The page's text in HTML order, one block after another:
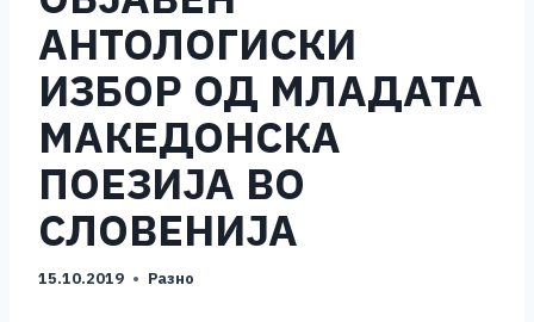
АНТОЛОГИСКИ
ИЗБОР ОД МЛАДАТА
МАКЕДОНСКА
ПОЕЗИЈА ВО
СЛОВЕНИЈА
15.10.2019 Разно